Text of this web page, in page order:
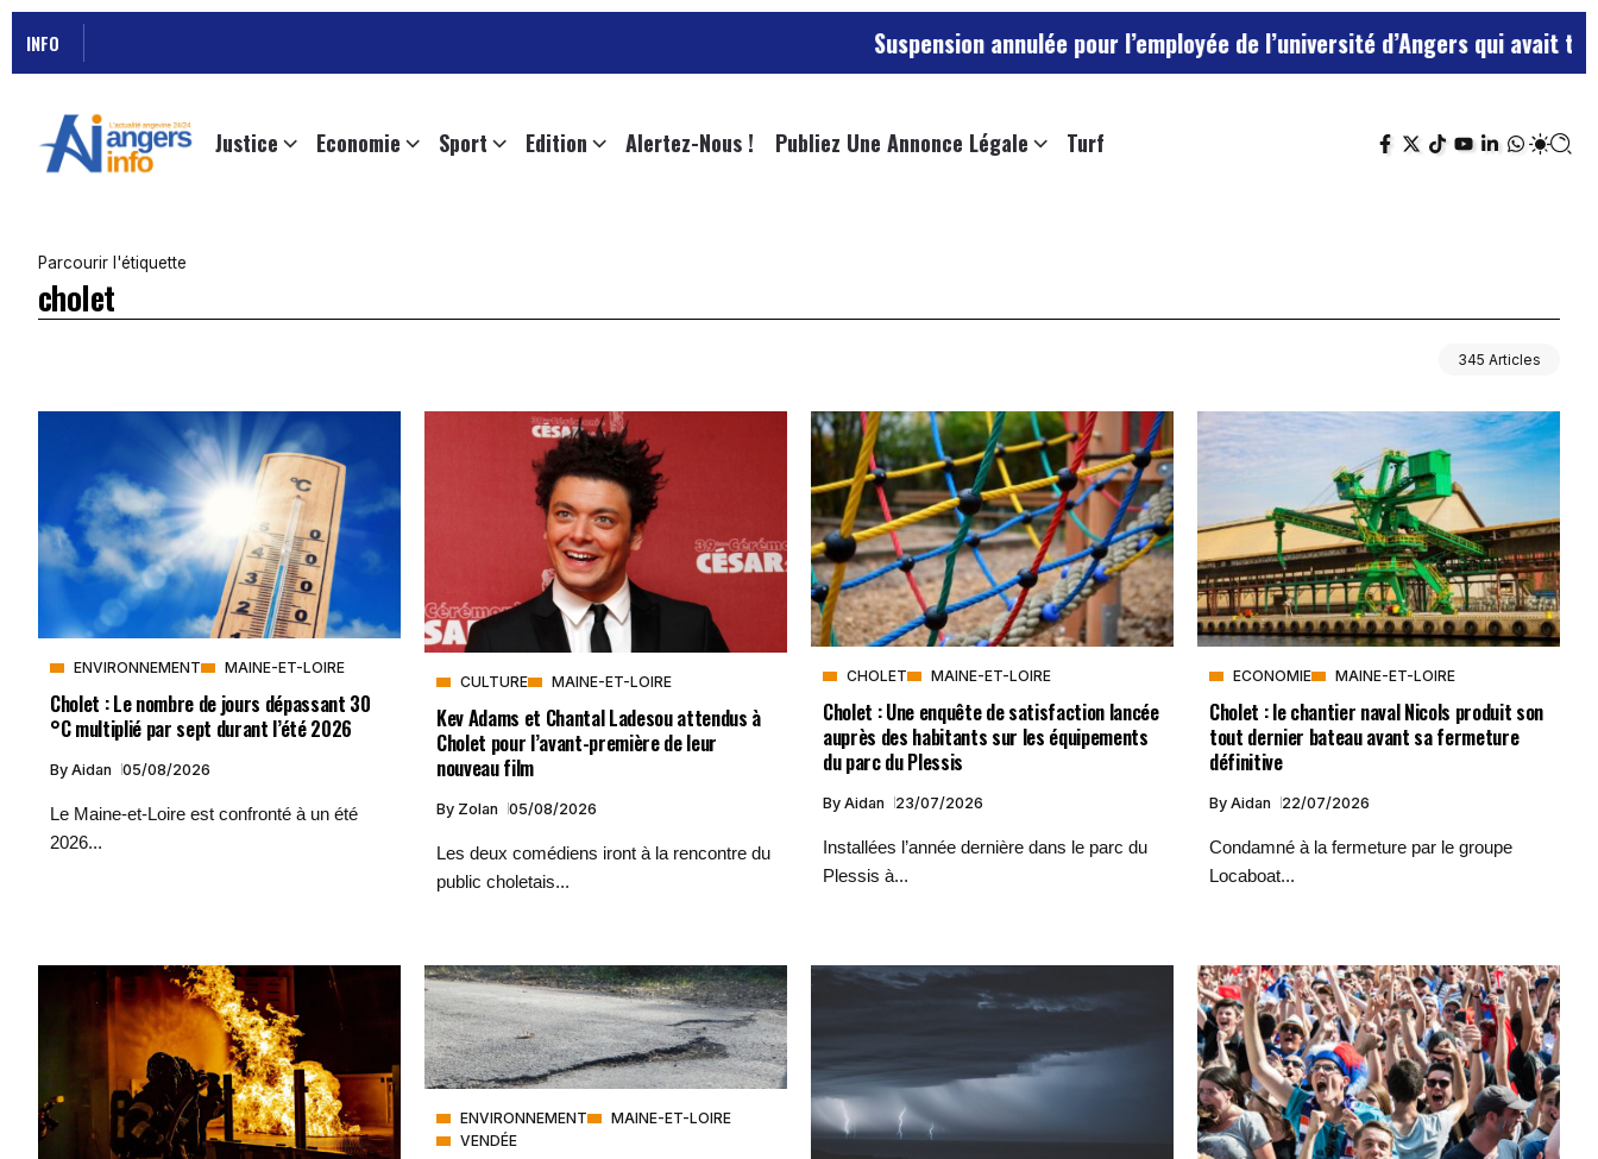
INFO Suspension annulée pour l’employée de l’université d’Angers qui avait traité ses
Justice Economie Sport Edition Alertez-Nous ! Publiez Une Annonce Légale Turf
Parcourir l'étiquette
cholet
345 Articles
ENVIRONNEMENT MAINE-ET-LOIRE
Cholet : Le nombre de jours dépassant 30
°C multiplié par sept durant l’été 2026
By Aidan 05/08/2026
Le Maine-et-Loire est confronté à un été
2026...
CULTURE MAINE-ET-LOIRE
Kev Adams et Chantal Ladesou attendus à
Cholet pour l’avant-première de leur
nouveau film
By Zolan 05/08/2026
Les deux comédiens iront à la rencontre du
public choletais...
CHOLET MAINE-ET-LOIRE
Cholet : Une enquête de satisfaction lancée
auprès des habitants sur les équipements
du parc du Plessis
By Aidan 23/07/2026
Installées l’année dernière dans le parc du
Plessis à...
ECONOMIE MAINE-ET-LOIRE
Cholet : le chantier naval Nicols produit son
tout dernier bateau avant sa fermeture
définitive
By Aidan 22/07/2026
Condamné à la fermeture par le groupe
Locaboat...
ENVIRONNEMENT
MAINE-ET-LOIRE
VENDÉE